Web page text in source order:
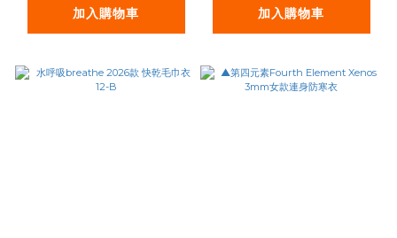
加入購物車 加入購物車